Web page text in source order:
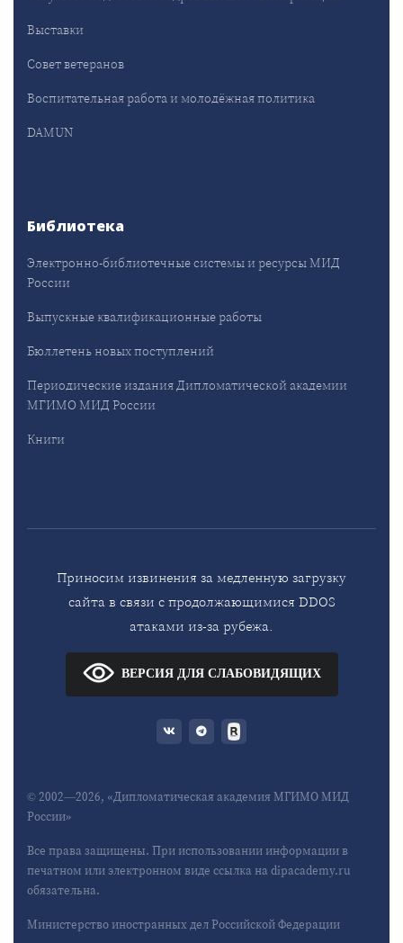
Выставки
Совет ветеранов
Воспитательная работа и молодёжная политика
DAMUN
Библиотека
Электронно-библиотечные системы и ресурсы МИД
России
Выпускные квалификационные работы
Бюллетень новых поступлений
Периодические издания Дипломатической академии
МГИМО МИД России
Книги
Приносим извинения за медленную загрузку
сайта в связи с продолжающимися DDOS
атаками из-за рубежа.
ВЕРСИЯ ДЛЯ СЛАБОВИДЯЩИХ
© 2002—2026, «Дипломатическая академия МГИМО МИД
России»
Все права защищены. При использовании информации в
печатном или электронном виде ссылка на dipacademy.ru
обязательна.
Министерство иностранных дел Российской Федерации